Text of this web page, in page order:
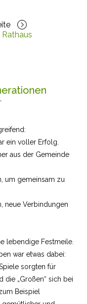
ein voller Erfolg.
aus der Gemeinde
um gemeinsam zu
neue Verbindungen
lebendige Festmeile.
war etwas dabei:
sorgten für
die „Großen“ sich bei
Beispiel